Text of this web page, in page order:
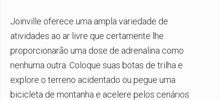
Joinville oferece uma ampla variedade de
atividades ao ar livre que certamente lhe
proporcionarão uma dose de adrenalina como
nenhuma outra. Coloque suas botas de trilha e
explore o terreno acidentado ou pegue uma
bicicleta de montanha e acelere pelos cenários